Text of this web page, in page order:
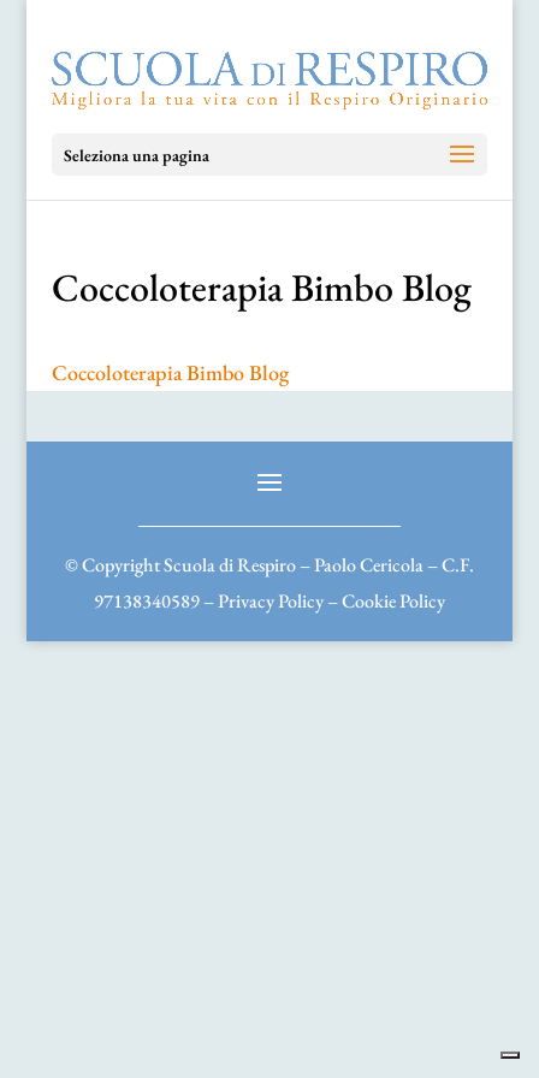
Seleziona una pagina
Coccoloterapia Bimbo Blog
Coccoloterapia Bimbo Blog
© Copyright Scuola di Respiro – Paolo Cericola – C.F.
97138340589 –Privacy Policy–Cookie Policy